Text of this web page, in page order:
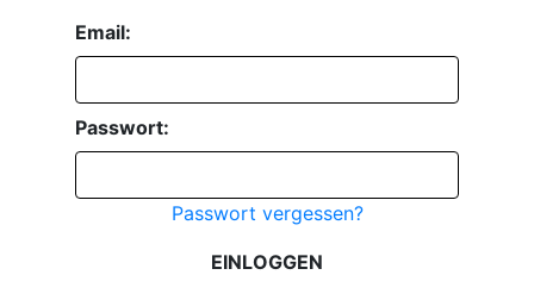
Email:
Passwort:
Passwort vergessen?
EINLOGGEN